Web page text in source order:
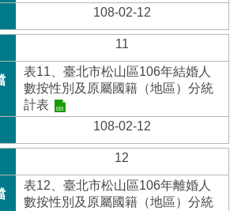
108-02-12
11
表11、臺北市松山區106年結婚人
數按性別及原屬國籍（地區）分統
計表
108-02-12
12
表12、臺北市松山區106年離婚人
數按性別及原屬國籍（地區）分統